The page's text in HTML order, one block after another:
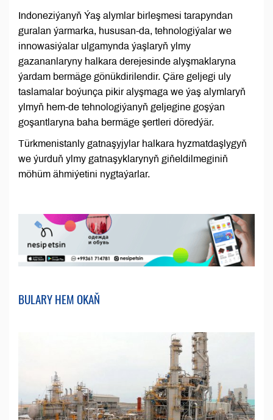
Indoneziýanyň Ýaş alymlar birleşmesi tarapyndan
guralan ýarmarka, hususan-da, tehnologiýalar we
innowasiýalar ulgamynda ýaşlaryň ylmy
gazananlaryny halkara derejesinde alyşmaklaryna
ýardam bermäge gönükdirilendir. Çäre geljegi uly
taslamalar boýunça pikir alyşmaga we ýaş alymlaryň
ylmyň hem-de tehnologiýanyň geljegine goşýan
goşantlaryna baha bermäge şertleri döredýär.
Türkmenistanly gatnaşyjylar halkara hyzmatdaşlygyň
we ýurduň ylmy gatnaşyklarynyň giňeldilmeginiň
möhüm ähmiýetini nygtaýarlar.
BULARY HEM OKAŇ